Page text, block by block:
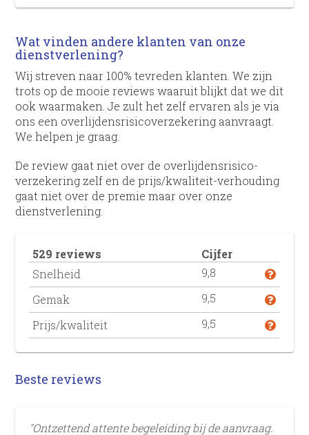
Wat vinden andere klanten van onze
dienstverlening?
Wij streven naar 100% tevreden klanten. We zijn
trots op de mooie reviews waaruit blijkt dat we dit
ook waarmaken. Je zult het zelf ervaren als je via
ons een overlijdens­risico­verzekering aanvraagt.
We helpen je graag.
De review gaat niet over de overlijdens­risico­
verzekering zelf en de prijs/kwaliteit-verhouding
gaat niet over de premie maar over onze
dienstverlening.
529 reviews
Cijfer
Snelheid
9,8
Gemak
9,5
Prijs/kwaliteit
9,5
Beste reviews
"Ontzettend attente begeleiding bij de aanvraag.